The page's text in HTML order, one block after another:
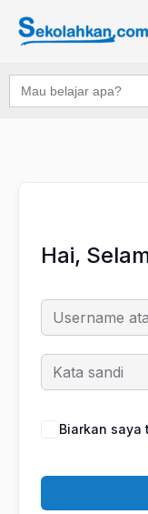
Search
for:
Hai,
Biarkan saya